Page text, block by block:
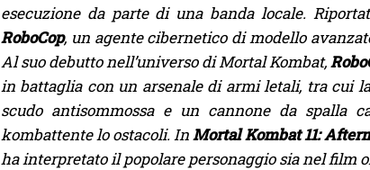
esecuzione da parte di una banda locale.
RoboCop, un agente cibernetico di modello
Al suo debutto nell’universo di Mortal Kombat,
in battaglia con un arsenale di armi letali, tra cui
scudo antisommossa e un cannone da spalla
kombattente lo ostacoli. InMortal Kombat 11:
ha interpretato il popolare personaggio sia nel film